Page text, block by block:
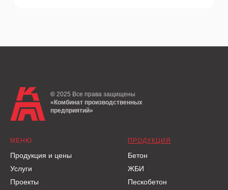
МЕНЮ
Продукция и цены
Услуги
Проекты
© 2025 Все права защищены
«Комбинат производственных
предприятий»
ПРОДУКЦИЯ
Бетон
ЖБИ
Пескобетон